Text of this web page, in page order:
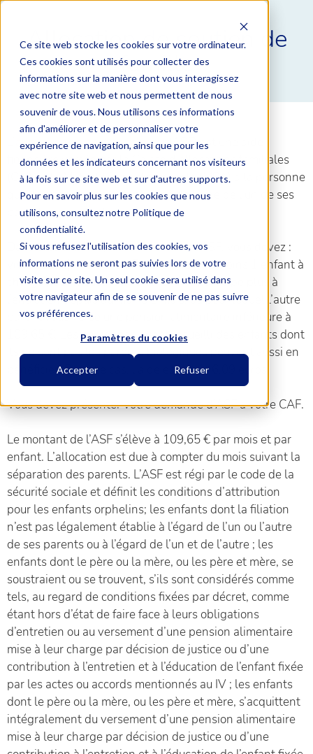
Ce site web stocke les cookies sur votre ordinateur.
Ces cookies sont utilisés pour collecter des
informations sur la manière dont vous interagissez
avec notre site web et nous permettent de nous
souvenir de vous. Nous utilisons ces informations
afin d'améliorer et de personnaliser votre
expérience de navigation, ainsi que pour les
données et les indicateurs concernant nos visiteurs
à la fois sur ce site web et sur d'autres supports.
Pour en savoir plus sur les cookies que nous
utilisons, consultez notre Politique de
confidentialité.
Si vous refusez l'utilisation des cookies, vos
informations ne seront pas suivies lors de votre
visite sur ce site. Un seul cookie sera utilisé dans
votre navigateur afin de se souvenir de ne pas suivre
vos préférences.
Paramètres du cookies
Accepter Refuser
Allocation de soutien de
famille
allocation de soutien familial(ASF) est une aide
financière versée par la Caisse d’allocations familiales
(Caf) ou la Mutualité sociale agricole (MSA) à la personne
qui élève seule son enfant privé de l’aide de l’un de ses
parents, sous conditions.
Dans tous les cas, pour avoir droit à l’ASF, vous devez :
vivre seul(e), résider en France, avoir au moins 1 enfant à
charge pour lequel l’autre parent ne participe plus à
l’entretien depuis au moins 1 mois, ou pour lequel l’autre
parent vous verse une pension alimentaire inférieure à
109,65 €. Les personnes ayant recueilli des enfants dont
ils ne sont pas les parents biologiques peuvent aussi en
bénéficier. Dans ce cas, l’aide est de 146,09 euros.
Vous devez présenter votre demande d’ASF à votre CAF.
Le montant de l’ASF s’élève à 109,65 € par mois et par
enfant. L’allocation est due à compter du mois suivant la
séparation des parents. L’ASF est régi par le code de la
sécurité sociale et définit les conditions d’attribution
pour les enfants orphelins; les enfants dont la filiation
n’est pas légalement établie à l’égard de l’un ou l’autre
de ses parents ou à l’égard de l’un et de l’autre ; les
enfants dont le père ou la mère, ou les père et mère, se
soustraient ou se trouvent, s’ils sont considérés comme
tels, au regard de conditions fixées par décret, comme
étant hors d’état de faire face à leurs obligations
d’entretien ou au versement d’une pension alimentaire
mise à leur charge par décision de justice ou d’une
contribution à l’entretien et à l’éducation de l’enfant fixée
par les actes ou accords mentionnés au IV ; les enfants
dont le père ou la mère, ou les père et mère, s’acquittent
intégralement du versement d’une pension alimentaire
mise à leur charge par décision de justice ou d’une